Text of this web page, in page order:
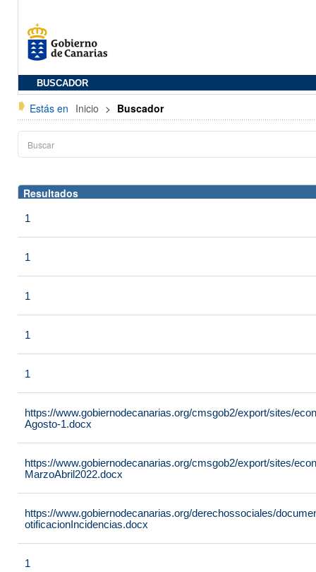
BUSCADOR
Estás en Inicio > Buscador
Resultados
1
1
1
1
1
https://www.gobiernodecanarias.org/cmsgob2/export/sites/
Agosto-1.docx
https://www.gobiernodecanarias.org/cmsgob2/export/sites/
MarzoAbril2022.docx
https://www.gobiernodecanarias.org/derechossociales/
otificacionIncidencias.docx
1